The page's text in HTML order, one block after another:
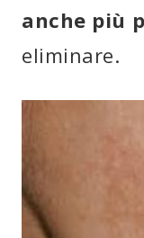
anche più
eliminare.